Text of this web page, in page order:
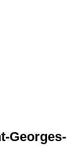
Georges-